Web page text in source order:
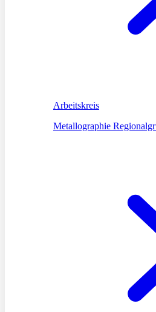
Arbeitskreis
Metallographie